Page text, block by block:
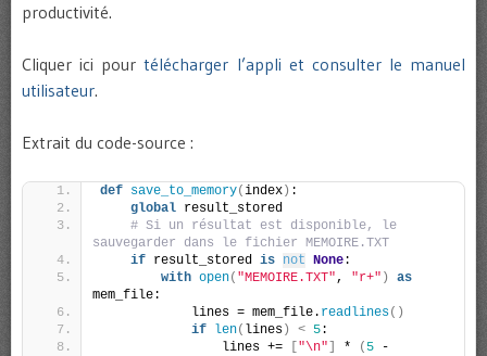
productivité.
Cliquer ici pourtélécharger l’appli et consulter le manuel
utilisateur.
Extrait du code-source :
def save_to_memory(index ) :
global result_stored
# Si un résultat est disponible, le
sauvegarder dans le fichier MEMOIRE.TXT
if result_stored is not None:
with open( "MEMOIRE.TXT", "r+" )
as
mem_file:
            lines = mem_file.
readlines()
if
len( lines ) < 5:
                lines +=
"\n" * ( 5